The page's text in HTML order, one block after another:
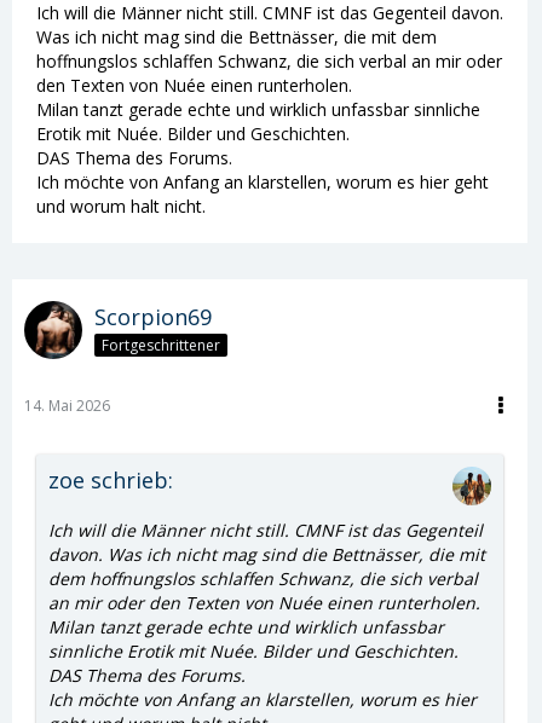
Ich will die Männer nicht still. CMNF ist das Gegenteil davon.
Was ich nicht mag sind die Bettnässer, die mit dem
hoffnungslos schlaffen Schwanz, die sich verbal an mir oder
den Texten von Nuée einen runterholen.
Milan tanzt gerade echte und wirklich unfassbar sinnliche
Erotik mit Nuée. Bilder und Geschichten.
DAS Thema des Forums.
Ich möchte von Anfang an klarstellen, worum es hier geht
und worum halt nicht.
Scorpion69
Fortgeschrittener
14. Mai 2026
zoe schrieb:
Ich will die Männer nicht still. CMNF ist das Gegenteil
davon. Was ich nicht mag sind die Bettnässer, die mit
dem hoffnungslos schlaffen Schwanz, die sich verbal
an mir oder den Texten von Nuée einen runterholen.
Milan tanzt gerade echte und wirklich unfassbar
sinnliche Erotik mit Nuée. Bilder und Geschichten.
DAS Thema des Forums.
Ich möchte von Anfang an klarstellen, worum es hier